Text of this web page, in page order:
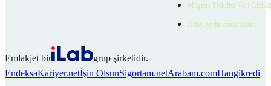
Müşteri Yetkilisi Veri
Aday Aydınlatma Metni
Emlakjet bir
grup şirketidir.
EndeksaKariyer.netİşin OlsunSigortam.netArabam.comHangikredi